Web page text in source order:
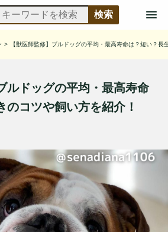
> 【獣医師監修】ブルドッグの平均・最高寿命は？短い？長
ルドッグの平均・最高寿命
のコツや飼い方を紹介！